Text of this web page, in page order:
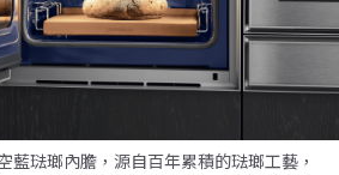
藍琺瑯內膽，源自百年累積的琺瑯工藝，